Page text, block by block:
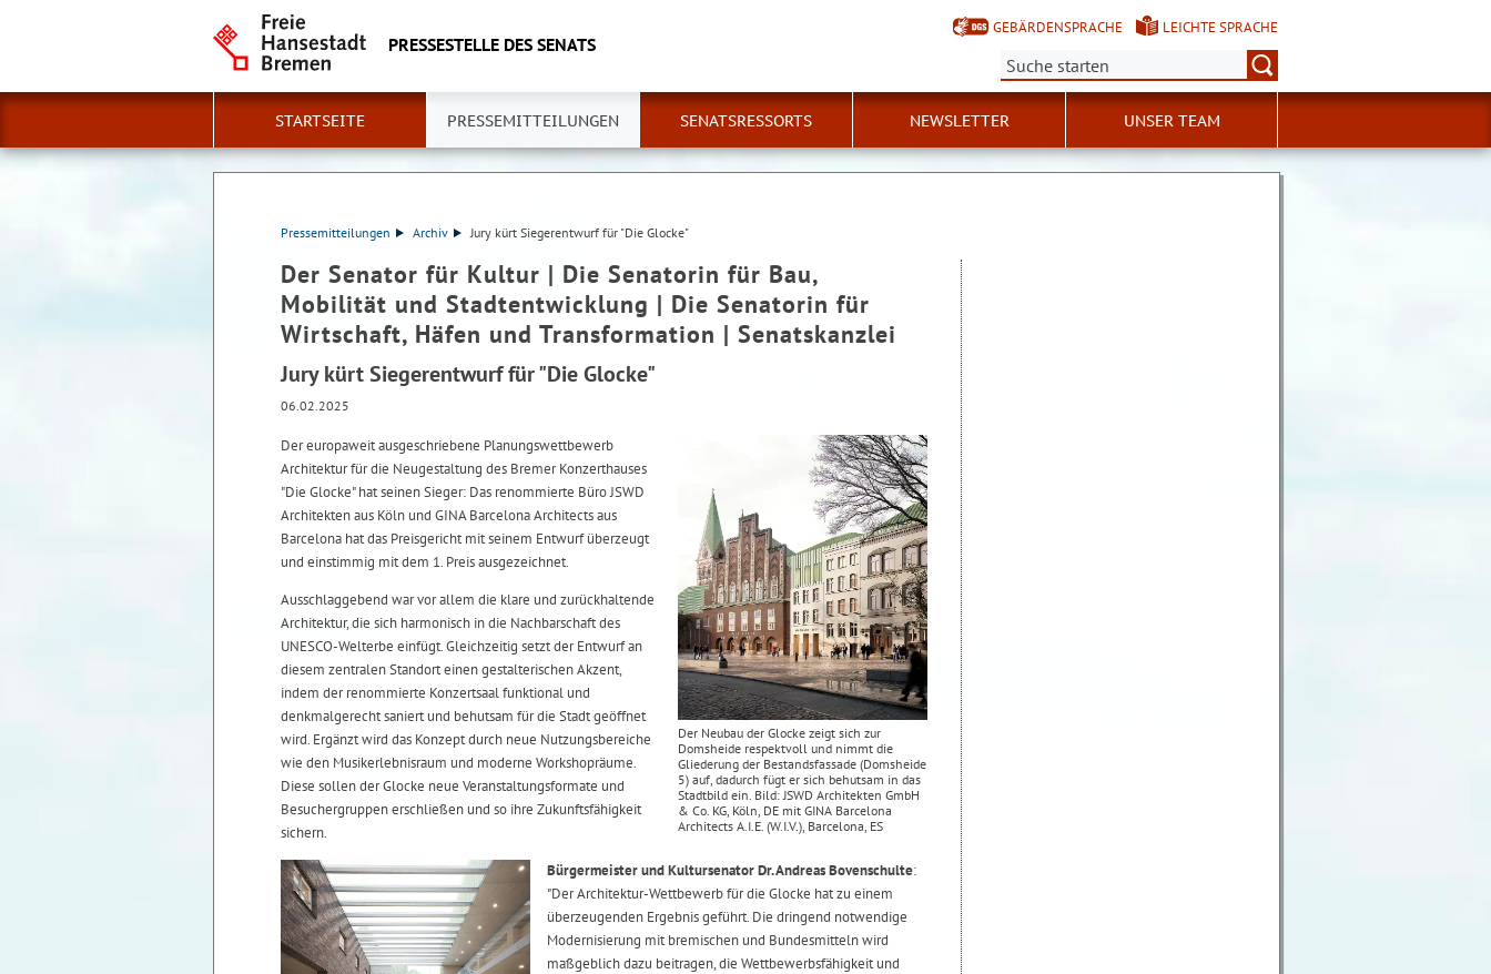
PRESSESTELLE DES SENATS
GEBÄRDENSPRACHE
LEICHTE SPRACHE
Suche:
STARTSEITE PRESSEMITTEILUNGEN SENATSRESSORTS NEWSLETTER UNSER TEAM
Pressemitteilungen Archiv Jury kürt Siegerentwurf für "Die Glocke"
Der Senator für Kultur | Die Senatorin für Bau,
Mobilität und Stadtentwicklung | Die Senatorin für
Wirtschaft, Häfen und Transformation | Senatskanzlei
Jury kürt Siegerentwurf für "Die Glocke"
06.02.2025
Der Neubau der Glocke zeigt sich zur
Domsheide respektvoll und nimmt die
Gliederung der Bestandsfassade (Domsheide
5) auf, dadurch fügt er sich behutsam in das
Stadtbild ein. Bild: JSWD Architekten GmbH
& Co. KG, Köln, DE mit GINA Barcelona
Architects A.I.E. (W.I.V.), Barcelona, ES
Der europaweit ausgeschriebene Planungswettbewerb
Architektur für die Neugestaltung des Bremer Konzerthauses
"Die Glocke" hat seinen Sieger: Das renommierte Büro JSWD
Architekten aus Köln und GINA Barcelona Architects aus
Barcelona hat das Preisgericht mit seinem Entwurf überzeugt
und einstimmig mit dem 1. Preis ausgezeichnet.
Ausschlaggebend war vor allem die klare und zurückhaltende
Architektur, die sich harmonisch in die Nachbarschaft des
UNESCO-Welterbe einfügt. Gleichzeitig setzt der Entwurf an
diesem zentralen Standort einen gestalterischen Akzent,
indem der renommierte Konzertsaal funktional und
denkmalgerecht saniert und behutsam für die Stadt geöffnet
wird. Ergänzt wird das Konzept durch neue Nutzungsbereiche
wie den Musikerlebnisraum und moderne Workshopräume.
Diese sollen der Glocke neue Veranstaltungsformate und
Besuchergruppen erschließen und so ihre Zukunftsfähigkeit
sichern.
Bürgermeister und Kultursenator Dr. Andreas Bovenschulte:
"Der Architektur-Wettbewerb für die Glocke hat zu einem
überzeugenden Ergebnis geführt. Die dringend notwendige
Modernisierung mit bremischen und Bundesmitteln wird
maßgeblich dazu beitragen, die Wettbewerbsfähigkeit und